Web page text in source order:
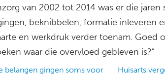
van 2002 tot 2014 was er die jaren
beknibbelen, formatie inleveren
en werkdruk verder toenam. Goed
waar die overvloed gebleven is?”
belangen gingen soms voor Huisarts